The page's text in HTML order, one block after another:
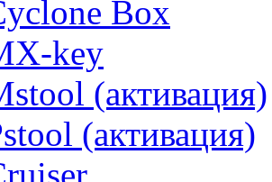
Box
key
(активация)
(активация)